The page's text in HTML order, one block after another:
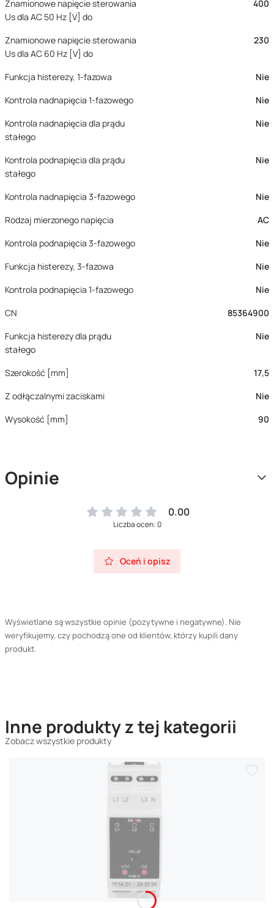
Znamionowe napięcie sterowania
Us dla AC 50 Hz [V] do
400
Znamionowe napięcie sterowania
Us dla AC 60 Hz [V] do
230
Funkcja histerezy, 1-fazowa
Nie
Kontrola nadnapięcia 1-fazowego
Nie
Kontrola nadnapięcia dla prądu
stałego
Nie
Kontrola podnapięcia dla prądu
stałego
Nie
Kontrola nadnapięcia 3-fazowego
Nie
Rodzaj mierzonego napięcia
AC
Kontrola podnapięcia 3-fazowego
Nie
Funkcja histerezy, 3-fazowa
Nie
Kontrola podnapięcia 1-fazowego
Nie
CN
85364900
Funkcja histerezy dla prądu
stałego
Nie
Szerokość [mm]
17,5
Z odłączalnymi zaciskami
Nie
Wysokość [mm]
90
Opinie
0.00
Liczba ocen: 0
Oceń i opisz
Wyświetlane są wszystkie opinie (pozytywne i negatywne). Nie
weryfikujemy, czy pochodzą one od klientów, którzy kupili dany
produkt.
Inne produkty z tej kategorii
Zobacz wszystkie produkty